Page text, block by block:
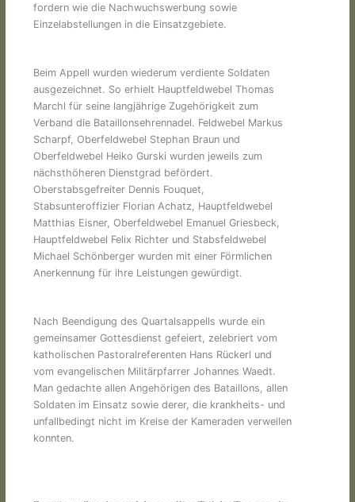
fordern wie die Nachwuchswerbung sowie
Einzelabstellungen in die Einsatzgebiete.
Beim Appell wurden wiederum verdiente Soldaten
ausgezeichnet. So erhielt Hauptfeldwebel Thomas
Marchl für seine langjährige Zugehörigkeit zum
Verband die Bataillonsehrennadel. Feldwebel Markus
Scharpf, Oberfeldwebel Stephan Braun und
Oberfeldwebel Heiko Gurski wurden jeweils zum
nächsthöheren Dienstgrad befördert.
Oberstabsgefreiter Dennis Fouquet,
Stabsunteroffizier Florian Achatz, Hauptfeldwebel
Matthias Eisner, Oberfeldwebel Emanuel Griesbeck,
Hauptfeldwebel Felix Richter und Stabsfeldwebel
Michael Schönberger wurden mit einer Förmlichen
Anerkennung für ihre Leistungen gewürdigt.
Nach Beendigung des Quartalsappells wurde ein
gemeinsamer Gottesdienst gefeiert, zelebriert vom
katholischen Pastoralreferenten Hans Rückerl und
vom evangelischen Militärpfarrer Johannes Waedt.
Man gedachte allen Angehörigen des Bataillons, allen
Soldaten im Einsatz sowie derer, die krankheits- und
unfallbedingt nicht im Kreise der Kameraden verweilen
konnten.